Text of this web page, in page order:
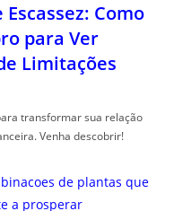
Como
para Ver
Limitações
transformar sua relação
Venha descobrir!